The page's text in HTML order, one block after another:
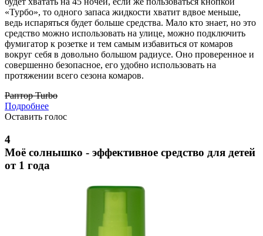
«Турбо», то одного запаса жидкости хватит вдвое меньше,
ведь испаряться будет больше средства. Мало кто знает, но это
средство можно использовать на улице, можно подключить
фумигатор к розетке и тем самым избавиться от комаров
вокруг себя в довольно большом радиусе. Оно проверенное и
совершенно безопасное, его удобно использовать на
протяжении всего сезона комаров.
Раптор Turbo
Подробнее
Оставить голос
4
Моё солнышко - эффективное средство для детей
от 1 года